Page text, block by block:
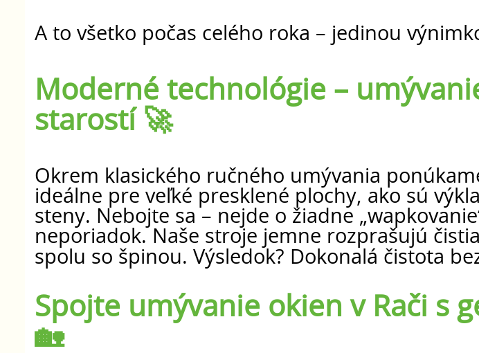
A to všetko počas celého roka – jedinou
Moderné technológie –
starostí 🚀
Okrem klasického ručného umývania
ideálne pre veľké presklené plochy, ako sú
steny. Nebojte sa – nejde o žiadne
neporiadok. Naše stroje jemne rozprašujú
spolu so špinou. Výsledok? Dokonalá čistota
Spojte umývanie okien v Rači s
🏡